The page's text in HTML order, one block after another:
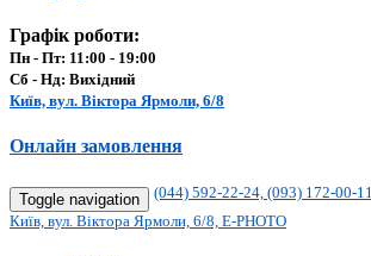
Графік роботи:
Пн - Пт: 11:00 - 19:00
Сб - Нд: Вихідний
Київ, вул. Віктора Ярмоли, 6/8
Онлайн замовлення
Toggle navigation
(044) 592-22-24, (093) 172-00-11
Київ, вул. Віктора Ярмоли, 6/8, E-PHOTO